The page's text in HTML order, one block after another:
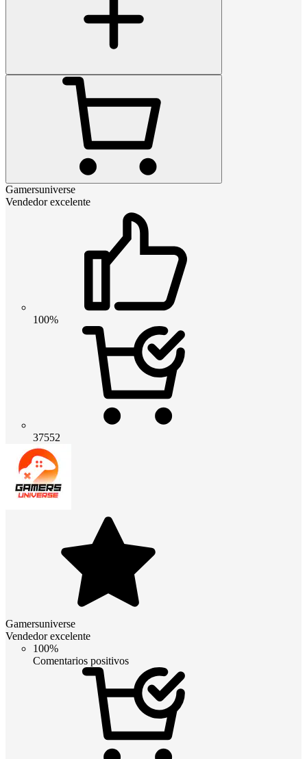
Gamersuniverse
Vendedor excelente
100%
37552
Gamersuniverse
Vendedor excelente
100%
Comentarios positivos